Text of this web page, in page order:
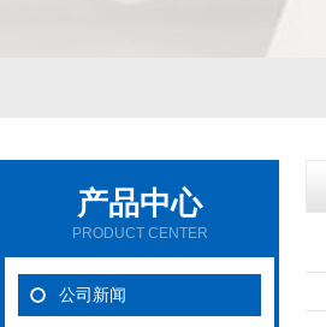
产品中心
PRODUCT CENTER
公司新闻